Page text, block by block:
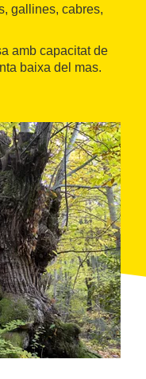
gallines, cabres,
amb capacitat de
baixa del mas.